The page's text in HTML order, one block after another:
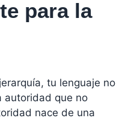
para la
tu lenguaje no
autoridad que no
nace de una